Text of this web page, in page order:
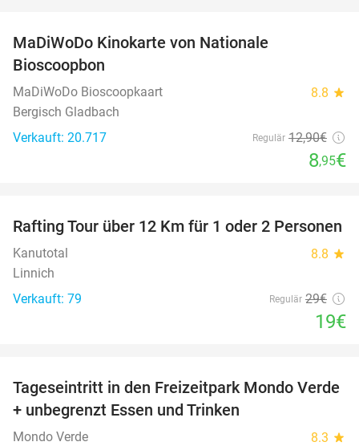
MaDiWoDo Kinokarte von Nationale
Bioscoopbon
MaDiWoDo Bioscoopkaart 8.8 star
Bergisch Gladbach
Verkauft: 20.717
Regulär 12,90€
8,95€
34%
Rafting Tour über 12 Km für 1 oder 2 Personen
Kanutotal 8.8 star
Linnich
Verkauft: 79
Regulär 29€
19€
25%
Tageseintritt in den Freizeitpark Mondo Verde
+ unbegrenzt Essen und Trinken
Mondo Verde 8.3 star